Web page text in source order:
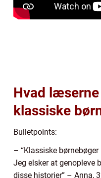
Hvad
klassiske
Bulletpoints:
– “Klassiske
Jeg elsker at genopleve
disse historier” – Anna,